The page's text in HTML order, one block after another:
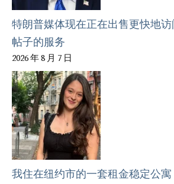
特朗普媒体现在正在出售更快地
帖子的服务
2026 年 8 月 7 日
我住在纽约市的一套租金稳定公